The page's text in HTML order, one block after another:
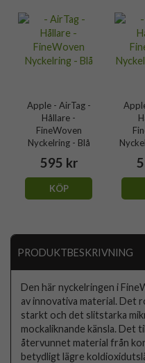
Apple - AirTag -
Hållare -
FineWoven
Nyckelring - Blå
595 kr
KÖP
PRODUKTBESKRIVNING
Den här nyckelringen i
av innovativa material. Det
starkt och det slitstarka
mockaliknande känsla. Det
återvunnet material från
betydligt lägre